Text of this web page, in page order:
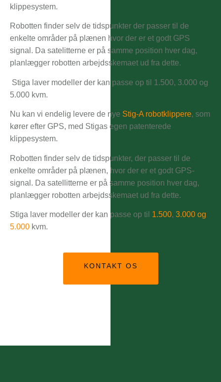
klippesystem.
Robotten finder selv de tidspunkter der passer til de
enkelte områder på plænen hvor der er et godt GPS
signal. Da satelitterne er på samme position hver dag,
planlægger robotten arbejdsskemaet ud fra dette.
Stiga laver modeller der kan passe op til 1.500, 3.000 og
5.000 kvm.
Nu kan vi endelig levere de nye Stig-A robotklippere, som
kører efter GPS, med Stigas egen patenterede
klippesystem.
Robotten finder selv de tidspunkter, der passer til de
enkelte områder på plænen, hvor der er et godt GPS-
signal. Da satellitterne er på samme position hver dag,
planlægger robotten arbejdsskemaet ud fra dette.
Stiga laver modeller der kan passe op til 1.500, 3.000 og
5.000 kvm.
KONTAKT OS